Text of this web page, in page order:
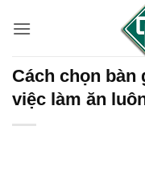
qua
dungCách chọn bàn
việc làm ăn